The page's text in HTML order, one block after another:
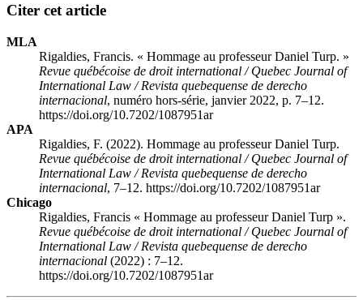
Citer cet article
MLA
Rigaldies, Francis. « Hommage au professeur Daniel Turp. »
Revue québécoise de droit international / Quebec Journal of
International Law / Revista quebequense de derecho
internacional, numéro hors-série, janvier 2022, p. 7–12.
https://doi.org/10.7202/1087951ar
APA
Rigaldies, F. (2022). Hommage au professeur Daniel Turp.
Revue québécoise de droit international / Quebec Journal of
International Law / Revista quebequense de derecho
internacional, 7–12. https://doi.org/10.7202/1087951ar
Chicago
Rigaldies, Francis « Hommage au professeur Daniel Turp ».
Revue québécoise de droit international / Quebec Journal of
International Law / Revista quebequense de derecho
internacional (2022) : 7–12.
https://doi.org/10.7202/1087951ar